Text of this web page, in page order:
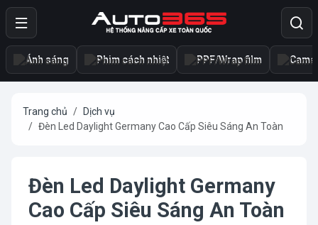
Ánh sáng Phim cách nhiệt PPF/Wrap film
Trang chủ
Dịch vụ
Đèn Led Daylight Germany Cao Cấp Siêu Sáng An Toàn
Đèn Led Daylight Germany
Cao Cấp Siêu Sáng An Toàn